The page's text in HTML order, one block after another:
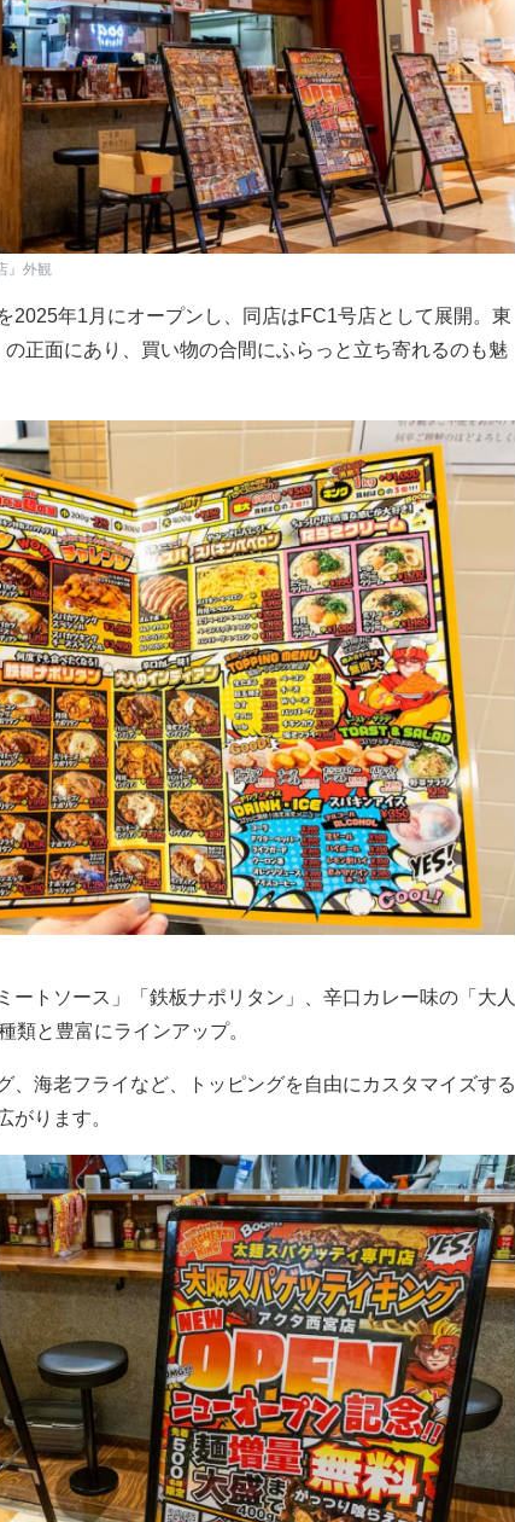
』外観
2025年1月にオープンし、同店はFC1号店として展開。東
正面にあり、買い物の合間にふらっと立ち寄れるのも魅
ートソース」「鉄板ナポリタン」、辛口カレー味の「大人
類と豊富にラインアップ。
、海老フライなど、トッピングを自由にカスタマイズする
がります。